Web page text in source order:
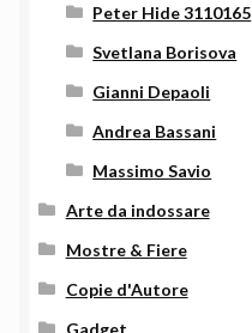
Peter Hide 3110165
Svetlana Borisova
Gianni Depaoli
Andrea Bassani
Massimo Savio
Arte da indossare
Mostre & Fiere
Copie d'Autore
Gadget